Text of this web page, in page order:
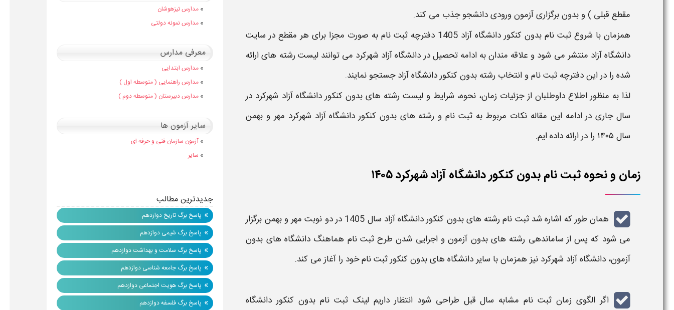
مقطع قبلی ) وبدونبرگزاریآزمونورودی دانشجو جذب می کند.
همزمان با شروع ثبت نام بدون کنکور دانشگاه آزاد 1405 دفترچه ثبت نام به صورت مجزا برای هر مقطع در سایت
دانشگاه آزاد منتشر می شود و علاقه مندان به ادامه تحصیل دردانشگاه آزاد شهرکرد می توانندلیست رشته های ارائه
شده را در ایندفترچه ثبت نام و انتخاب رشته بدون کنکور دانشگاه آزادجستجو نمایند.
لذا به منظور اطلاع داوطلبان از جزئیات زمان، نحوه، شرایط و لیست رشته های بدون کنکور دانشگاه آزاد شهرکرد در
سال جاری در ادامه این مقاله نکات مربوط بهثبت نام و رشته های بدون کنکور دانشگاه آزاد شهرکرد مهر و بهمن
سال ۱۴۰۵ را در ارائه داده ایم.
زمان و نحوه ثبت نام بدون کنکور دانشگاه آزاد شهرکرد ۱۴۰۵
همان طور که اشاره شدثبت نام رشته های بدون کنکور دانشگاه آزاد سال 1405 در دو نوبت مهروبهمن برگزار
می شود که پس از ساماندهی رشته های بدون آزمونو اجرایی شدن طرحثبت نام هماهنگدانشگاه های بدون
آزمون، دانشگاه آزاد شهرکرد نیز همزمان با سایردانشگاه های بدون کنکور ثبت نامخود را آغاز می کند.
اگر الگوی زمانثبت نام مشابه سال قبل طراحی شود انتظار داریملینک ثبت نام بدون کنکور دانشگاه
» مدارس تیزهوشان
» مدارس نمونه دولتی
معرفی مدارس
» مدارس ابتدایی
» مدارس راهنمایی ( متوسطه اول )
» مدارس دبیرستان ( متوسطه دوم )
سایر آزمون ها
» آزمون سازمان فنی و حرفه ای
» سایر
جدیدترین مطالب
» پاسخ برگ تاریخ دوازدهم
» پاسخ برگ شیمی دوازدهم
» پاسخ برگ سلامت و بهداشت دوازدهم
» پاسخ برگ جامعه شناسی دوازدهم
» پاسخ برگ هویت اجتماعی دوازدهم
» پاسخ برگ فلسفه دوازدهم